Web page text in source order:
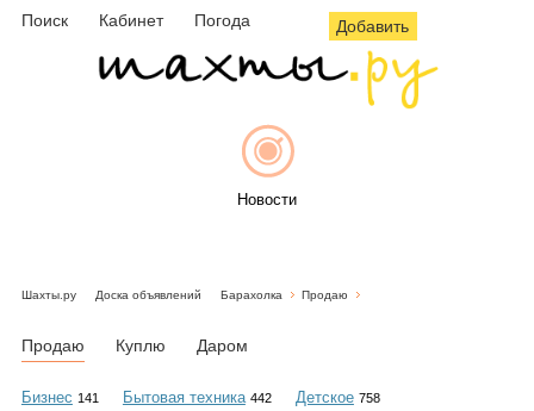
Поиск Кабинет Погода Добавить
Новости
Шахты.ру Доска объявлений Барахолка Продаю
Продаю Куплю Даром
Бизнес 141 Бытовая техника 442 Детское 758